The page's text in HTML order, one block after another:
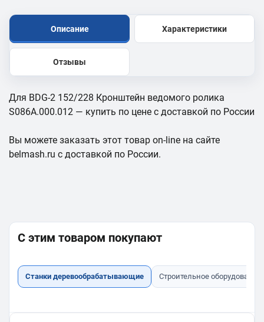
Описание Характеристики
Отзывы
Для BDG-2 152/228 Кронштейн ведомого ролика
S086A.000.012 — купить по цене с доставкой по России
Вы можете заказать этот товар on-line на сайте
belmash.ru с доставкой по России.
С этим товаром покупают
Станки деревообрабатывающие Строительное оборудование